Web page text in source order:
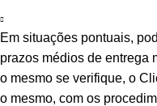
Em situações pontuais,
prazos médios de entrega
o mesmo se verifique, o
o mesmo, com os